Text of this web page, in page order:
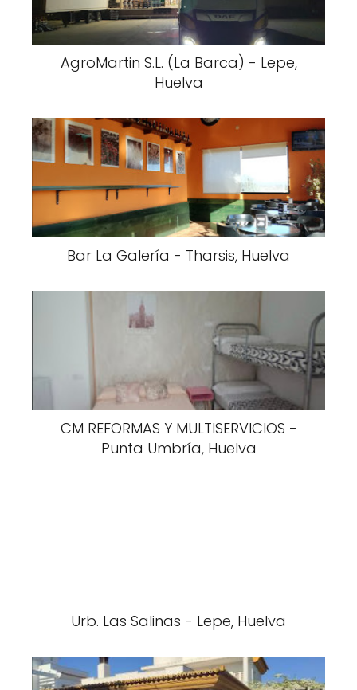
AgroMartin S.L. (La Barca) - Lepe,
Huelva
Bar La Galería - Tharsis, Huelva
CM REFORMAS Y MULTISERVICIOS -
Punta Umbría, Huelva
Urb. Las Salinas - Lepe, Huelva